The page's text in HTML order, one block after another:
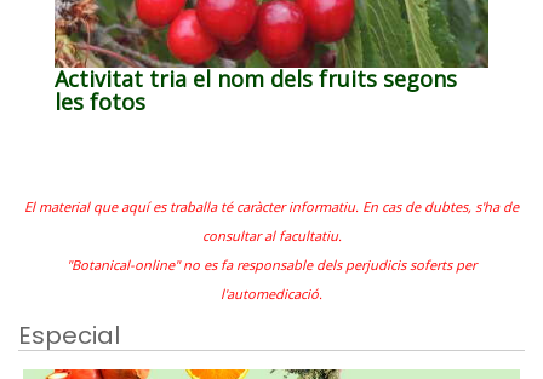
Activitat tria el nom dels fruits segons
les fotos
El material que aquí es traballa té caràcter informatiu. En cas de dubtes, s'ha de
consultar al facultatiu.
"Botanical-online" no es fa responsable dels perjudicis soferts per
l'automedicació.
Especial